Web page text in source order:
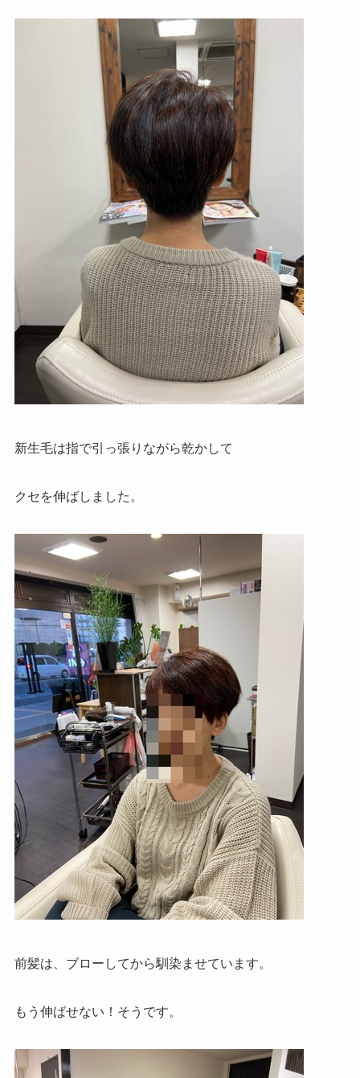
新生毛は指で引っ張りながら乾かして
クセを伸ばしました。
前髪は、ブローしてから馴染ませています。
もう伸ばせない！そうです。